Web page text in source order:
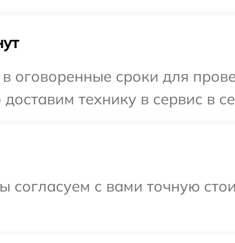
оговоренные сроки для
технику в сервис в
согласуем с вами точную